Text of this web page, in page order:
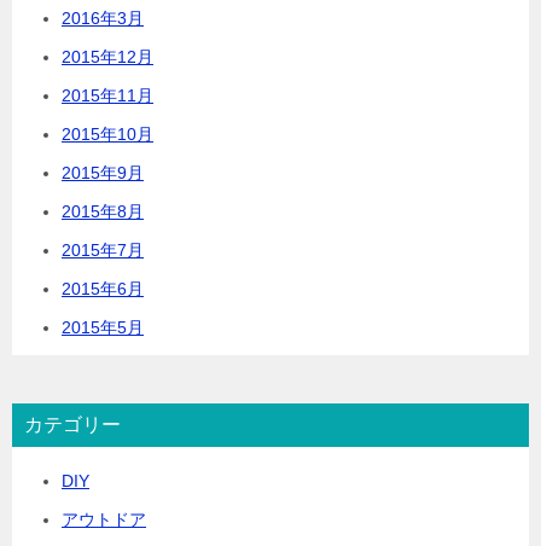
2016年3月
2015年12月
2015年11月
2015年10月
2015年9月
2015年8月
2015年7月
2015年6月
2015年5月
カテゴリー
DIY
アウトドア